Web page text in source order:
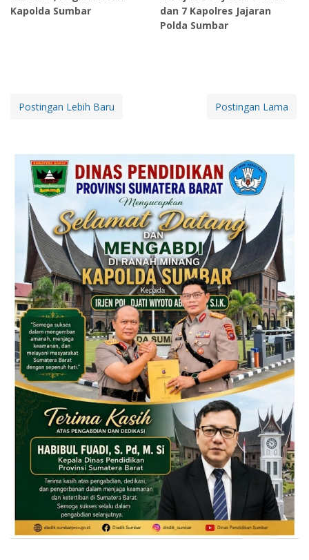
Kapolda Sumbar
dan 7 Kapolres Jajaran
Polda Sumbar
Postingan Lebih Baru Postingan Lama